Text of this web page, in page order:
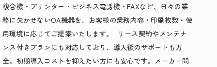
複合機・プリンター・ビジネス電話機・FAXなど、日々の業
務に欠かせないOA機器を、お客様の業務内容・印刷枚数・使
用環境に応じてご提案いたします。 リース契約やメンテナ
ンス付きプランにも対応しており、導入後のサポートも万
全。初期導入コストを抑えたい方にも安心です。メーカー問